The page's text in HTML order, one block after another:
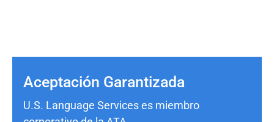
Aceptación Garantizada
U.S. Language Services es miembro